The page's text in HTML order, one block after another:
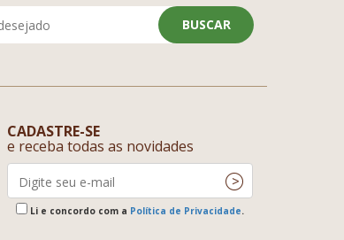
BUSCAR
CADASTRE-SE
e receba todas as novidades
Li e concordo com a Política de Privacidade.